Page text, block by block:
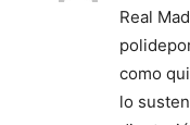
Real
como
lo